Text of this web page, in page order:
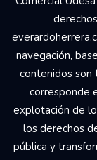
Your Add
© 2017 Un